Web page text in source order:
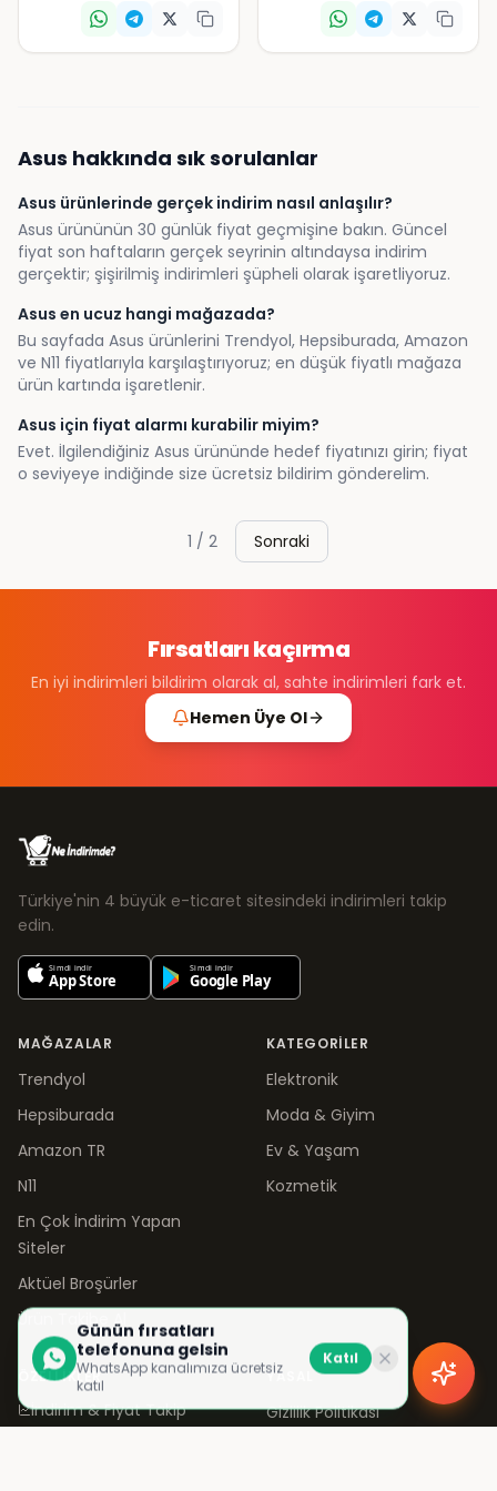
Asus hakkında sık sorulanlar
Asus ürünlerinde gerçek indirim nasıl anlaşılır?
Asus ürününün 30 günlük fiyat geçmişine bakın. Güncel
fiyat son haftaların gerçek seyrinin altındaysa indirim
gerçektir; şişirilmiş indirimleri şüpheli olarak işaretliyoruz.
Asus en ucuz hangi mağazada?
Bu sayfada Asus ürünlerini Trendyol, Hepsiburada, Amazon
ve N11 fiyatlarıyla karşılaştırıyoruz; en düşük fiyatlı mağaza
ürün kartında işaretlenir.
Asus için fiyat alarmı kurabilir miyim?
Evet. İlgilendiğiniz Asus ürününde hedef fiyatınızı girin; fiyat
o seviyeye indiğinde size ücretsiz bildirim gönderelim.
1 / 2 Sonraki
Fırsatları kaçırma
En iyi indirimleri bildirim olarak al, sahte indirimleri fark et.
Hemen Üye Ol
Türkiye'nin 4 büyük e-ticaret sitesindeki indirimleri takip
edin.
MAĞAZALAR
Trendyol
Hepsiburada
Amazon TR
N11
En Çok İndirim Yapan
Siteler
Aktüel Broşürler
Ürün Takibe Al
KATEGORILER
Elektronik
Moda & Giyim
Ev & Yaşam
Kozmetik
ÖZELLIKLER
İndirim & Fiyat Takip
YASAL
Gizlilik Politikası
Günün fırsatları
telefonuna gelsin
WhatsApp kanalımıza ücretsiz
katıl
Katıl